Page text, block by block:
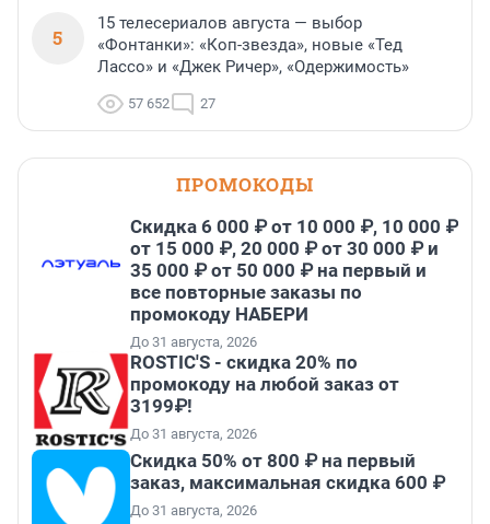
5
15 телесериалов августа — выбор
«Фонтанки»: «Коп-звезда», новые «Тед
Лассо» и «Джек Ричер», «Одержимость»
57 652 27
ПРОМОКОДЫ
Скидка 6 000 ₽ от 10 000 ₽, 10 000 ₽
от 15 000 ₽, 20 000 ₽ от 30 000 ₽ и
35 000 ₽ от 50 000 ₽ на первый и
все повторные заказы по
промокоду НАБЕРИ
До 31 августа, 2026
ROSTIC'S - скидка 20% по
промокоду на любой заказ от
3199₽!
До 31 августа, 2026
Скидка 50% от 800 ₽ на первый
заказ, максимальная скидка 600 ₽
До 31 августа, 2026